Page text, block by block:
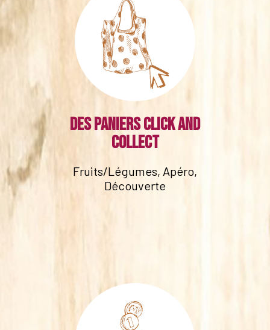
Des paniers click and
collect
Fruits/Légumes, Apéro,
Découverte